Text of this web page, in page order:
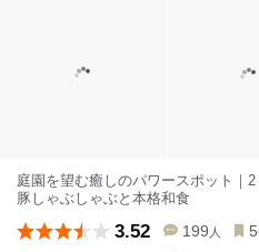
庭園を望む癒しのパワースポット｜
豚しゃぶしゃぶと本格和食
3.52 199 人